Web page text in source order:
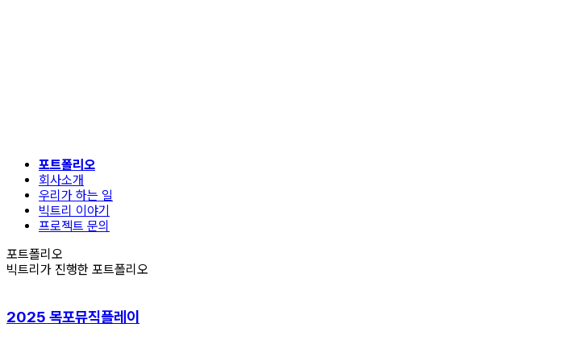
포트폴리오
회사소개
우리가 하는 일
빅트리 이야기
프로젝트 문의
포트폴리오
빅트리가 진행한 포트폴리오
2025 목포뮤직플레이